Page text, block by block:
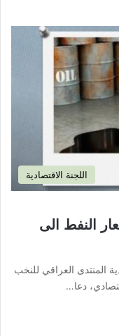
اللجنة الاقتصادية
النفط الى
المنتدى العراقي للنخب
دعا…